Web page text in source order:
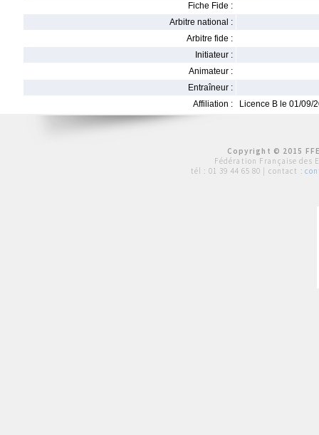
Fiche Fide :
Arbitre national :
Arbitre fide :
Initiateur :
Animateur :
Entraîneur :
Affiliation :
Licence B le 01/09/
Copyright © 2015
Fédération Française des
tél : 01 39 44 65 80 | contact :